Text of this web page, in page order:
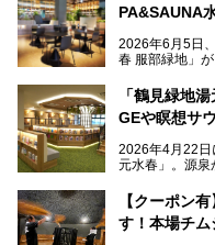
PA&SAUNA
2026年6月5日
春 服部緑地」
当初の計画か
サウナ・岩盤
を融合した、こ
今回はオープン
サウナー注目
高い岩盤浴エ
スマシンなど
「鶴見緑地
GEや瞑想サ
2026年4月22日
元水春」。源泉
に“一日中くつ
今回のリニュー
【クーポン
す！本場チ